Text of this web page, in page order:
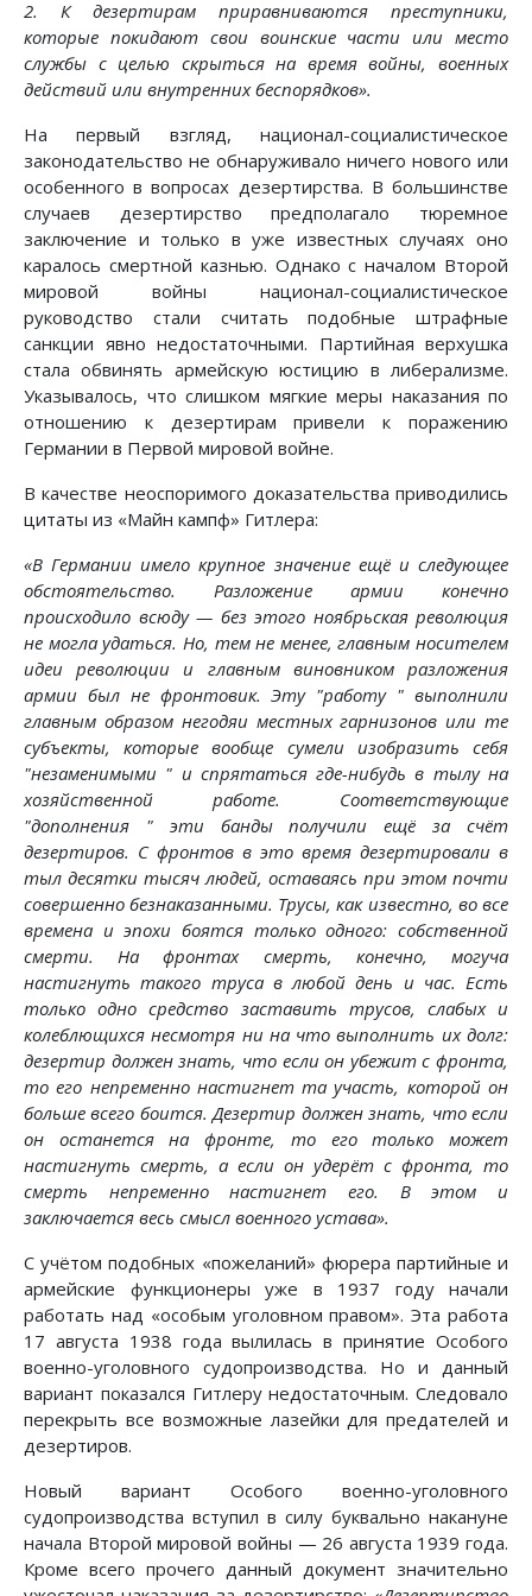
2. К дезертирам приравниваются преступники,
которые покидают свои воинские части или место
службы с целью скрыться на время войны, военных
действий или внутренних беспорядков».
На первый взгляд, национал-социалистическое
законодательство не обнаруживало ничего нового или
особенного в вопросах дезертирства. В большинстве
случаев дезертирство предполагало тюремное
заключение и только в уже известных случаях оно
каралось смертной казнью. Однако с началом Второй
мировой войны национал-социалистическое
руководство стали считать подобные штрафные
санкции явно недостаточными. Партийная верхушка
стала обвинять армейскую юстицию в либерализме.
Указывалось, что слишком мягкие меры наказания по
отношению к дезертирам привели к поражению
Германии в Первой мировой войне.
В качестве неоспоримого доказательства приводились
цитаты из «Майн кампф» Гитлера:
«В Германии имело крупное значение ещё и следующее
обстоятельство. Разложение армии конечно
происходило всюду — без этого ноябрьская революция
не могла удаться. Но, тем не менее, главным носителем
идеи революции и главным виновником разложения
армии был не фронтовик. Эту "работу " выполнили
главным образом негодяи местных гарнизонов или те
субъекты, которые вообще сумели изобразить себя
"незаменимыми " и спрятаться где-нибудь в тылу на
хозяйственной работе. Соответствующие
"дополнения " эти банды получили ещё за счёт
дезертиров. С фронтов в это время дезертировали в
тыл десятки тысяч людей, оставаясь при этом почти
совершенно безнаказанными. Трусы, как известно, во все
времена и эпохи боятся только одного: собственной
смерти. На фронтах смерть, конечно, могуча
настигнуть такого труса в любой день и час. Есть
только одно средство заставить трусов, слабых и
колеблющихся несмотря ни на что выполнить их долг:
дезертир должен знать, что если он убежит с фронта,
то его непременно настигнет та участь, которой он
больше всего боится. Дезертир должен знать, что если
он останется на фронте, то его только может
настигнуть смерть, а если он удерёт с фронта, то
смерть непременно настигнет его. В этом и
заключается весь смысл военного устава».
С учётом подобных «пожеланий» фюрера партийные и
армейские функционеры уже в 1937 году начали
работать над «особым уголовном правом». Эта работа
17 августа 1938 года вылилась в принятие Особого
военно-уголовного судопроизводства. Но и данный
вариант показался Гитлеру недостаточным. Следовало
перекрыть все возможные лазейки для предателей и
дезертиров.
Новый вариант Особого военно-уголовного
судопроизводства вступил в силу буквально накануне
начала Второй мировой войны — 26 августа 1939 года.
Кроме всего прочего данный документ значительно